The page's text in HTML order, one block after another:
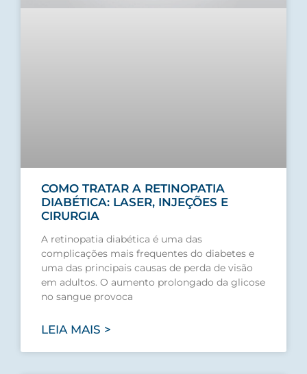
COMO TRATAR A RETINOPATIA
DIABÉTICA: LASER, INJEÇÕES E
CIRURGIA
A retinopatia diabética é uma das
complicações mais frequentes do diabetes e
uma das principais causas de perda de visão
em adultos. O aumento prolongado da glicose
no sangue provoca
LEIA MAIS >